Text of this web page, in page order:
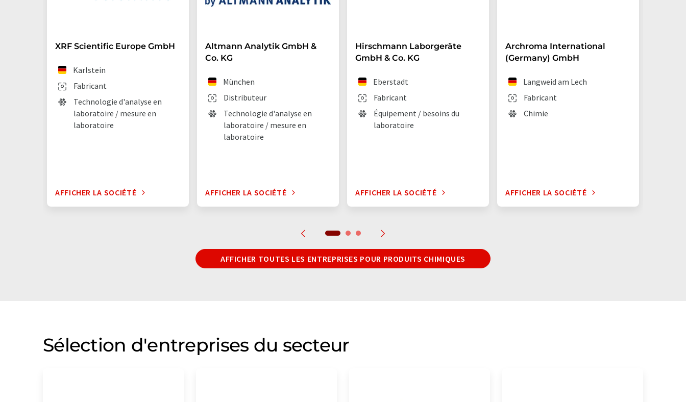
XRF Scientific Europe GmbH
Fabricant
Karlstein
Technologie d'analyse en
laboratoire / mesure en
laboratoire
AFFICHER LA SOCIÉTÉ
Altmann Analytik GmbH &
Co. KG
Distributeur
München
Technologie d'analyse en
laboratoire / mesure en
laboratoire
AFFICHER LA SOCIÉTÉ
Hirschmann Laborgeräte
GmbH & Co. KG
Fabricant
Eberstadt
Équipement / besoins du
laboratoire
AFFICHER LA SOCIÉTÉ
Archroma International
(Germany) GmbH
Fabricant
Langweid am Lech
Chimie
AFFICHER LA SOCIÉTÉ
AFFICHER TOUTES LES ENTREPRISES POUR PRODUITS CHIMIQUES
Sélection d'entreprises du secteur